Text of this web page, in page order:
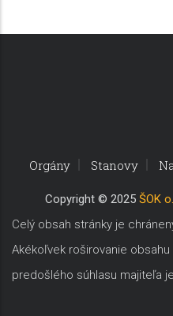
Orgány Stanovy
Copyright © 2025 ŠOK
Celý obsah stránky je
Akékoľvek roširovanie
predošlého súhlasu majiteľa